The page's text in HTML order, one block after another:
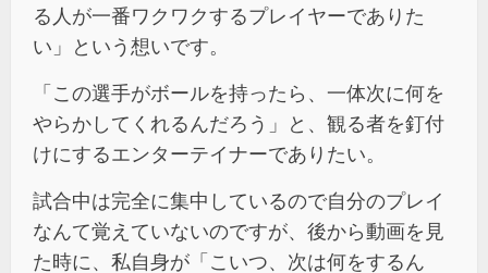
る人が一番ワクワクするプレイヤーでありた
い」という想いです。
「この選手がボールを持ったら、一体次に何を
やらかしてくれるんだろう」と、観る者を釘付
けにするエンターテイナーでありたい。
試合中は完全に集中しているので自分のプレイ
なんて覚えていないのですが、後から動画を見
た時に、私自身が「こいつ、次は何をするん